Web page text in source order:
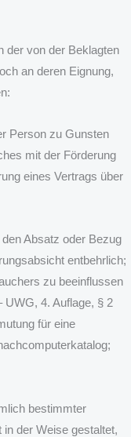
der von der Beklagten
an deren Eignung,
Person zu Gunsten
mit der Förderung
eines Vertrags über
Absatz oder Bezug
entbehrlich;
zu beeinflussen
UWG, 4. Auflage, § 2
für eine
bestimmter
der Weise gestaltet,